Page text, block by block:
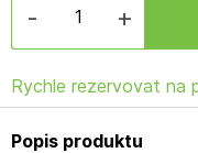
- +
Rychle rezervovat na
Popis produktu